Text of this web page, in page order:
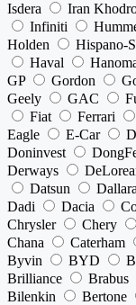
Isdera
Iran
Infiniti
Holden
Hispano-
Haval
GP
Gordon
Geely
GAC
Fiat
Ferrari
Eagle
E-Car
Doninvest
Derways
Datsun
Dallara
Dadi
Dacia
Chrysler
Chery
Chana
Caterham
Byvin
BYD
Brilliance
Brabus
Bilenkin
Bertone